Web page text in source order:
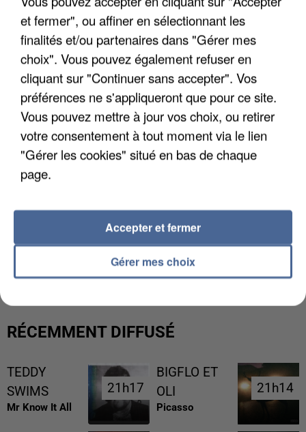
L’UN DES FONDATEURS SUPPOSÉS DE LA DZ
MAFIA INTERPELLÉ EN ALGÉRIE
RÉCEMMENT DIFFUSÉ
TEDDY
SWIMS
Mr Know It All
21h17
21h17
BIGFLO ET
OLI
Picasso
21h14
21h14
et fermer", ou affiner en sélectionnant les
finalités et/ou partenaires dans "Gérer mes
choix". Vous pouvez également refuser en
cliquant sur "Continuer sans accepter". Vos
préférences ne s'appliqueront que pour ce site.
Vous pouvez mettre à jour vos choix, ou retirer
votre consentement à tout moment via le lien
"Gérer les cookies" situé en bas de chaque
page.
Gérer mes choix
Accepter et fermer